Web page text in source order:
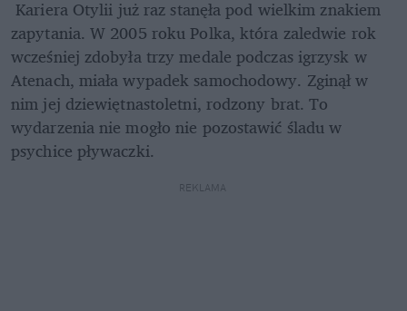
zapytania. W 2005 roku Polka, która zaledwie rok
wcześniej zdobyła trzy medale podczas igrzysk w
Atenach, miała wypadek samochodowy. Zginął w
nim jej dziewiętnastoletni, rodzony brat. To
wydarzenia nie mogło nie pozostawić śladu w
psychice pływaczki.
REKLAMA